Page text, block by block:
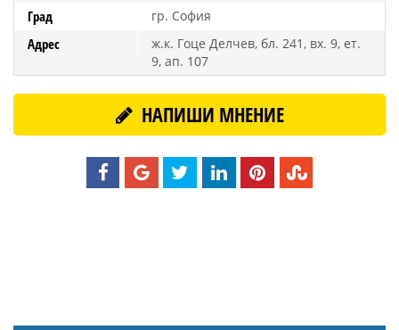
Град гр. София
Адрес
ж.к. Гоце Делчев, бл. 241, вх. 9, ет.
9, ап. 107
НАПИШИ МНЕНИЕ